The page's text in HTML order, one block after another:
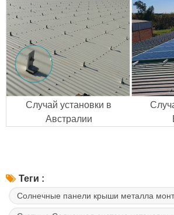
Случай установки в
Австралии
Теги :
Солнечные панели крыши металла